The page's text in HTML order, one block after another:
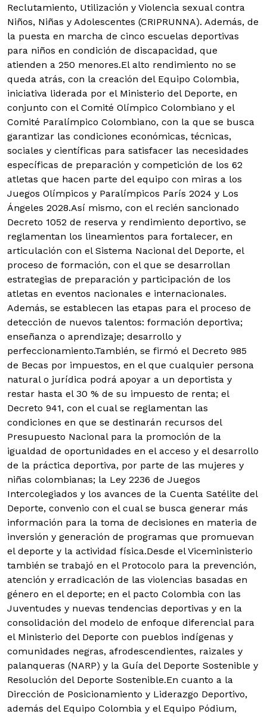
Reclutamiento, Utilización y Violencia sexual contra
Niños, Niñas y Adolescentes (CRIPRUNNA). Además, de
la puesta en marcha de cinco escuelas deportivas
para niños en condición de discapacidad, que
atienden a 250 menores.El alto rendimiento no se
queda atrás, con la creación del Equipo Colombia,
iniciativa liderada por el Ministerio del Deporte, en
conjunto con el Comité Olímpico Colombiano y el
Comité Paralímpico Colombiano, con la que se busca
garantizar las condiciones económicas, técnicas,
sociales y científicas para satisfacer las necesidades
específicas de preparación y competición de los 62
atletas que hacen parte del equipo con miras a los
Juegos Olímpicos y Paralímpicos París 2024 y Los
Ángeles 2028.Así mismo, con el recién sancionado
Decreto 1052 de reserva y rendimiento deportivo, se
reglamentan los lineamientos para fortalecer, en
articulación con el Sistema Nacional del Deporte, el
proceso de formación, con el que se desarrollan
estrategias de preparación y participación de los
atletas en eventos nacionales e internacionales.
Además, se establecen las etapas para el proceso de
detección de nuevos talentos: formación deportiva;
enseñanza o aprendizaje; desarrollo y
perfeccionamiento.También, se firmó el Decreto 985
de Becas por impuestos, en el que cualquier persona
natural o jurídica podrá apoyar a un deportista y
restar hasta el 30 % de su impuesto de renta; el
Decreto 941, con el cual se reglamentan las
condiciones en que se destinarán recursos del
Presupuesto Nacional para la promoción de la
igualdad de oportunidades en el acceso y el desarrollo
de la práctica deportiva, por parte de las mujeres y
niñas colombianas; la Ley 2236 de Juegos
Intercolegiados y los avances de la Cuenta Satélite del
Deporte, convenio con el cual se busca generar más
información para la toma de decisiones en materia de
inversión y generación de programas que promuevan
el deporte y la actividad física.Desde el Viceministerio
también se trabajó en el Protocolo para la prevención,
atención y erradicación de las violencias basadas en
género en el deporte; en el pacto Colombia con las
Juventudes y nuevas tendencias deportivas y en la
consolidación del modelo de enfoque diferencial para
el Ministerio del Deporte con pueblos indígenas y
comunidades negras, afrodescendientes, raizales y
palanqueras (NARP) y la Guía del Deporte Sostenible y
Resolución del Deporte Sostenible.En cuanto a la
Dirección de Posicionamiento y Liderazgo Deportivo,
además del Equipo Colombia y el Equipo Pódium,